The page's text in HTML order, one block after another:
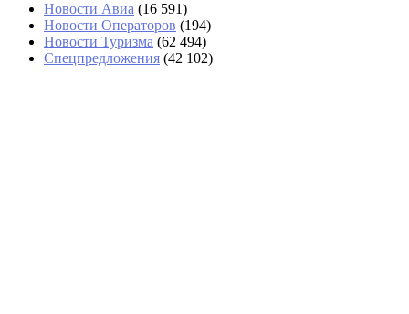
Новости Авиа (16 591)
Новости Операторов (194)
Новости Туризма (62 494)
Спецпредложения (42 102)